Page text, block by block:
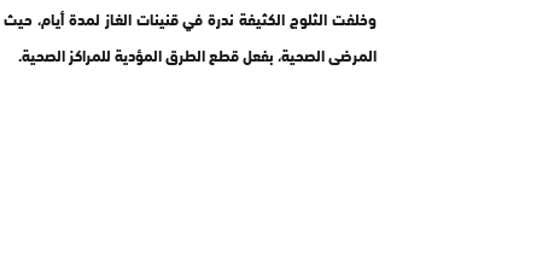
وخلفت الثلوج الكثيفة ندرة في قنينات الغاز لمدة أيام،حيث
المرضى الصحية، بفعل قطع الطرق المؤدية للمراكز الصحية.